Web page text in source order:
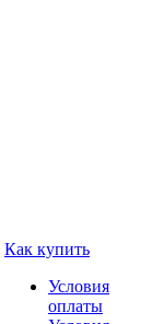
Как купить
Условия
оплаты